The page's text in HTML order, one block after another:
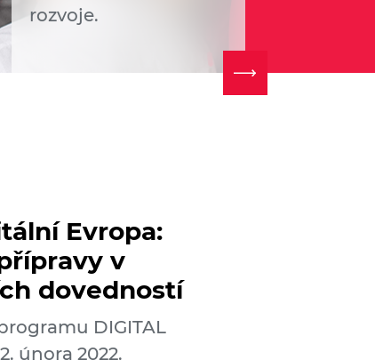
rozvoje.
Evropa:
v
dovedností
DIGITAL
února 2022.